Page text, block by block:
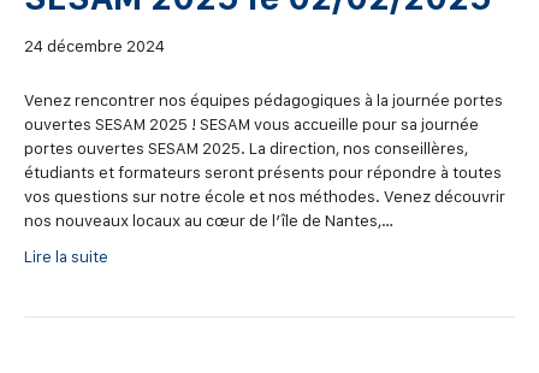
24 décembre 2024
Venez rencontrer nos équipes pédagogiques à la journée portes
ouvertes SESAM 2025 ! SESAM vous accueille pour sa journée
portes ouvertes SESAM 2025. La direction, nos conseillères,
étudiants et formateurs seront présents pour répondre à toutes
vos questions sur notre école et nos méthodes. Venez découvrir
nos nouveaux locaux au cœur de l’île de Nantes,…
Lire la suite